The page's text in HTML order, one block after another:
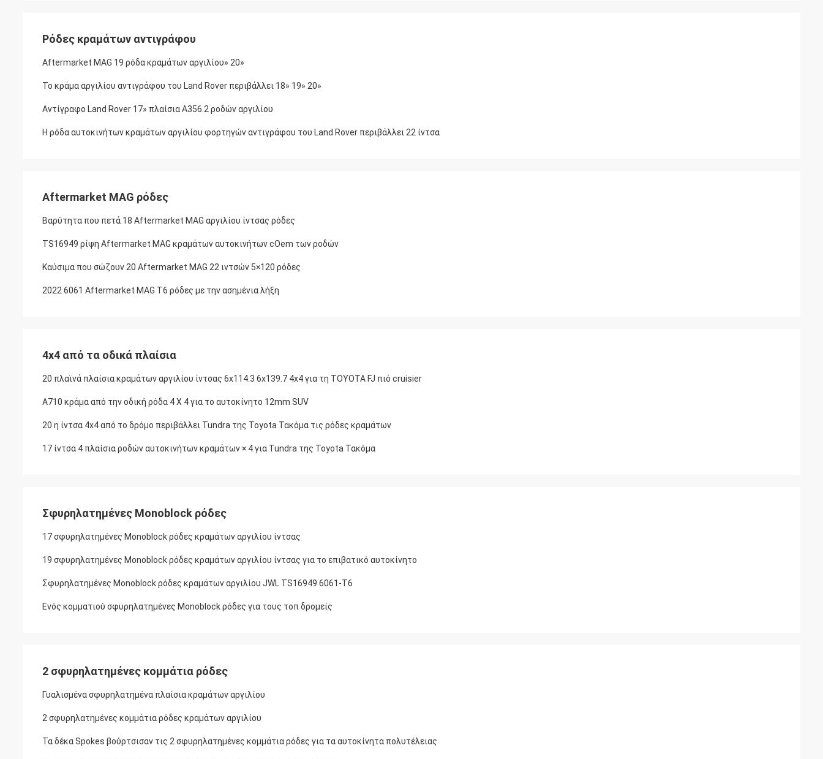
Ρόδες κραμάτων αντιγράφου
Aftermarket MAG 19 ρόδα κραμάτων αργιλίου» 20»
Το κράμα αργιλίου αντιγράφου του Land Rover περιβάλλει 18» 19» 20»
Αντίγραφο Land Rover 17» πλαίσια A356.2 ροδών αργιλίου
Η ρόδα αυτοκινήτων κραμάτων αργιλίου φορτηγών αντιγράφου του Land Rover περιβάλλει 22 ίντσα
Aftermarket MAG ρόδες
Βαρύτητα που πετά 18 Aftermarket MAG αργιλίου ίντσας ρόδες
TS16949 ρίψη Aftermarket MAG κραμάτων αυτοκινήτων cOem των ροδών
Καύσιμα που σώζουν 20 Aftermarket MAG 22 ιντσών 5×120 ρόδες
2022 6061 Aftermarket MAG T6 ρόδες με την ασημένια λήξη
4x4 από τα οδικά πλαίσια
20 πλαϊνά πλαίσια κραμάτων αργιλίου ίντσας 6x114.3 6x139.7 4x4 για τη TOYOTA FJ πιό cruisier
A710 κράμα από την οδική ρόδα 4 X 4 για το αυτοκίνητο 12mm SUV
20 η ίντσα 4x4 από το δρόμο περιβάλλει Tundra της Toyota Τακόμα τις ρόδες κραμάτων
17 ίντσα 4 πλαίσια ροδών αυτοκινήτων κραμάτων × 4 για Tundra της Toyota Τακόμα
Σφυρηλατημένες Monoblock ρόδες
17 σφυρηλατημένες Monoblock ρόδες κραμάτων αργιλίου ίντσας
19 σφυρηλατημένες Monoblock ρόδες κραμάτων αργιλίου ίντσας για το επιβατικό αυτοκίνητο
Σφυρηλατημένες Monoblock ρόδες κραμάτων αργιλίου JWL TS16949 6061-T6
Ενός κομματιού σφυρηλατημένες Monoblock ρόδες για τους τοπ δρομείς
2 σφυρηλατημένες κομμάτια ρόδες
Γυαλισμένα σφυρηλατημένα πλαίσια κραμάτων αργιλίου
2 σφυρηλατημένες κομμάτια ρόδες κραμάτων αργιλίου
Τα δέκα Spokes βούρτσισαν τις 2 σφυρηλατημένες κομμάτια ρόδες για τα αυτοκίνητα πολυτέλειας